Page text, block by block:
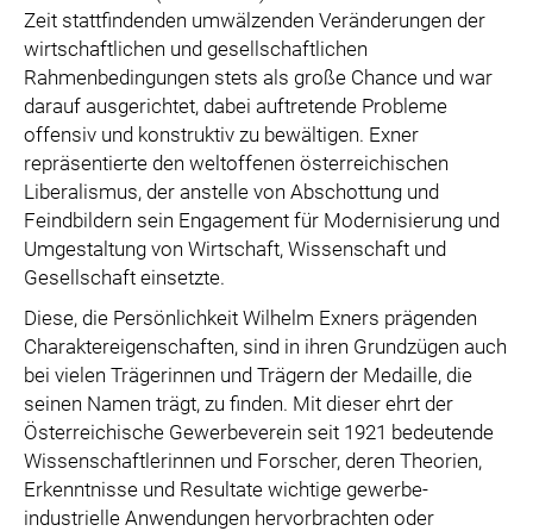
Zeit stattfindenden umwälzenden Veränderungen der
wirtschaftlichen und gesellschaftlichen
Rahmenbedingungen stets als große Chance und war
darauf ausgerichtet, dabei auftretende Probleme
offensiv und konstruktiv zu bewältigen. Exner
repräsentierte den weltoffenen österreichischen
Liberalismus, der anstelle von Abschottung und
Feindbildern sein Engagement für Modernisierung und
Umgestaltung von Wirtschaft, Wissenschaft und
Gesellschaft einsetzte.
Diese, die Persönlichkeit Wilhelm Exners prägenden
Charaktereigenschaften, sind in ihren Grundzügen auch
bei vielen Trägerinnen und Trägern der Medaille, die
seinen Namen trägt, zu finden. Mit dieser ehrt der
Österreichische Gewerbeverein seit 1921 bedeutende
Wissenschaftlerinnen und Forscher, deren Theorien,
Erkenntnisse und Resultate wichtige gewerbe-
industrielle Anwendungen hervorbrachten oder